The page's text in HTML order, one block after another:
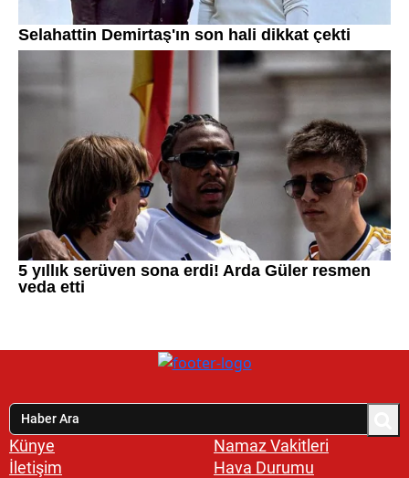
Künye
İletişim
Namaz Vakitleri
Hava Durumu